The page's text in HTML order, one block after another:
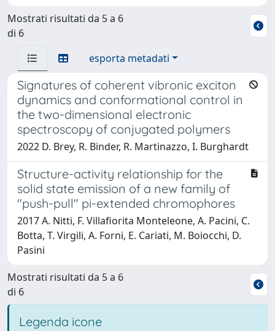
Mostrati risultati da 5 a 6
di 6
esporta metadati
Signatures of coherent vibronic exciton
dynamics and conformational control in
the two-dimensional electronic
spectroscopy of conjugated polymers
2022 D. Brey, R. Binder, R. Martinazzo, I. Burghardt
Structure-activity relationship for the
solid state emission of a new family of
"push-pull" pi-extended chromophores
2017 A. Nitti, F. Villafiorita Monteleone, A. Pacini, C.
Botta, T. Virgili, A. Forni, E. Cariati, M. Boiocchi, D.
Pasini
Mostrati risultati da 5 a 6
di 6
Legenda icone